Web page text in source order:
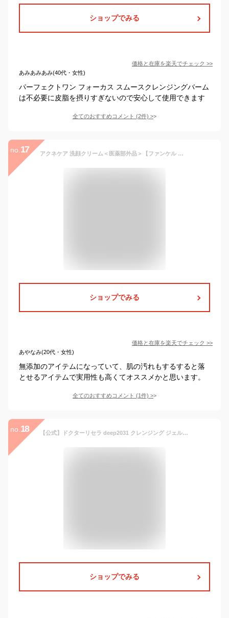
ショップでみる
価格と在庫を楽天でチェック >>
あみあみあみ(40代・女性)
パーフェクトワン フォーカス スムースクレンジングバーム
は不必要に皮脂を摂りすぎないので安心して使用できます
全てのおすすめコメント (2件) >
no. 17 アクネケア 洗顔クリーム＜医薬部外品＞【ファンケル 公式】 [FANCL 洗顔 無添加 ニキビ予防 洗顔フォーム 洗顔料 毛穴 スキンケア ニキビケア にきび フェイスウォッシュ 洗顔石鹸 毛穴ケア 思春期 大人ニキビ 角栓 肌荒れ]
ショップでみる
価格と在庫を楽天でチェック >>
あやなみ(20代・女性)
無添加のアイテムになっていて、肌の汚れもするすると落
とせるアイテムで実用性も高くてオススメかと思います。
全てのおすすめコメント (1件) >
no. 18 【公式】ドクターリセラ deep2031 クレンジング ジェル ジェルクレンジング 無添加 毛穴 黒ずみ 洗顔 メイク落とし 敏感肌 毛穴ケア 毛穴開き 角栓 角質ケア 角栓ケア 開き毛穴
ショップでみる